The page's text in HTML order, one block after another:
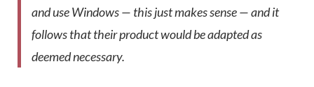
and use Windows — this just makes sense — and it
follows that their product would be adapted as
deemed necessary.